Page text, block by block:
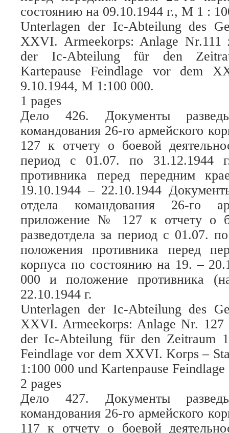
состоянию на 09.10.1944 г., М 1 :
Unterlagen der Ic-Abteilung des
XXVI. Armeekorps: Anlage Nr.111
der Ic-Abteilung für den
Kartepause Feindlage vor dem
9.10.1944, M 1:100 000.
1 pages
Дело 426. Документы
командования 26-го армейского
127 к отчету о боевой
период с 01.07. по 31.12.1944
противника перед передним
19.10.1944 – 22.10.1944
отдела командования 26-го
приложение № 127 к отчету о
разведотдела за период с 01.07.
положения противника перед
корпуса по состоянию на 19. –
000 и положение противника
22.10.1944 г.
Unterlagen der Ic-Abteilung des
XXVI. Armeekorps: Anlage Nr. 127
der Ic-Abteilung für den Zeitraum
Feindlage vor dem XXVI. Korps –
1:100 000 und Kartenpause
2 pages
Дело 427. Документы
командования 26-го армейского
117 к отчету о боевой